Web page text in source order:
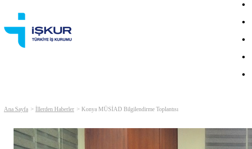
Ana Sayfa İllerden Haberler Konya MÜSİAD Bilgilendirme Toplantısı